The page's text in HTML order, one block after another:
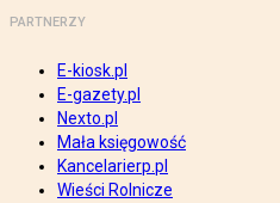
PARTNERZY
E-kiosk.pl
E-gazety.pl
Nexto.pl
Mała księgowość
Kancelarierp.pl
Wieści Rolnicze